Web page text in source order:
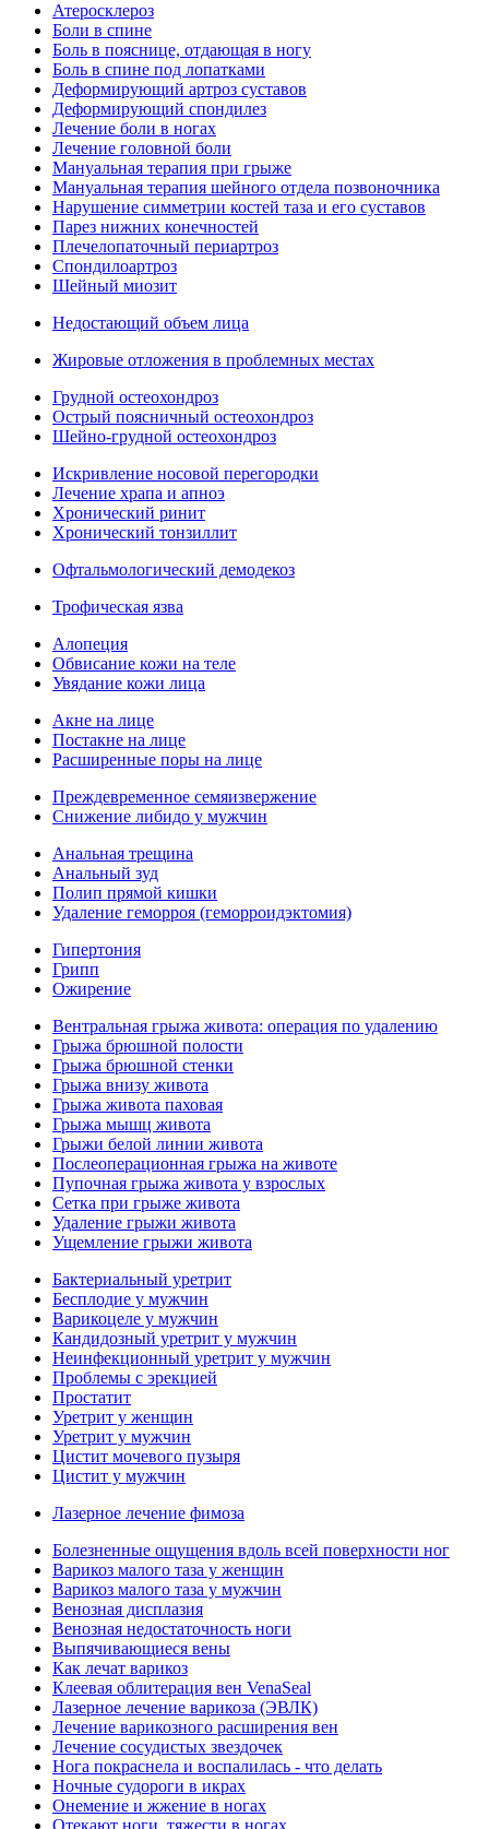
Атеросклероз
Боли в спине
Боль в пояснице, отдающая в ногу
Боль в спине под лопатками
Деформирующий артроз суставов
Деформирующий спондилез
Лечение боли в ногах
Лечение головной боли
Мануальная терапия при грыже
Мануальная терапия шейного отдела позвоночника
Нарушение симметрии костей таза и его суставов
Парез нижних конечностей
Плечелопаточный периартроз
Спондилоартроз
Шейный миозит
Недостающий объем лица
Жировые отложения в проблемных местах
Грудной остеохондроз
Острый поясничный остеохондроз
Шейно-грудной остеохондроз
Искривление носовой перегородки
Лечение храпа и апноэ
Хронический ринит
Хронический тонзиллит
Офтальмологический демодекоз
Трофическая язва
Алопеция
Обвисание кожи на теле
Увядание кожи лица
Акне на лице
Постакне на лице
Расширенные поры на лице
Преждевременное семяизвержение
Снижение либидо у мужчин
Анальная трещина
Анальный зуд
Полип прямой кишки
Удаление геморроя (геморроидэктомия)
Гипертония
Грипп
Ожирение
Вентральная грыжа живота: операция по удалению
Грыжа брюшной полости
Грыжа брюшной стенки
Грыжа внизу живота
Грыжа живота паховая
Грыжа мышц живота
Грыжи белой линии живота
Послеоперационная грыжа на животе
Пупочная грыжа живота у взрослых
Сетка при грыже живота
Удаление грыжи живота
Ущемление грыжи живота
Бактериальный уретрит
Бесплодие у мужчин
Варикоцеле у мужчин
Кандидозный уретрит у мужчин
Неинфекционный уретрит у мужчин
Проблемы с эрекцией
Простатит
Уретрит у женщин
Уретрит у мужчин
Цистит мочевого пузыря
Цистит у мужчин
Лазерное лечение фимоза
Болезненные ощущения вдоль всей поверхности ног
Варикоз малого таза у женщин
Варикоз малого таза у мужчин
Венозная дисплазия
Венозная недостаточность ноги
Выпячивающиеся вены
Как лечат варикоз
Клеевая облитерация вен VenaSeal
Лазерное лечение варикоза (ЭВЛК)
Лечение варикозного расширения вен
Лечение сосудистых звездочек
Нога покраснела и воспалилась - что делать
Ночные судороги в икрах
Онемение и жжение в ногах
Отекают ноги, тяжести в ногах